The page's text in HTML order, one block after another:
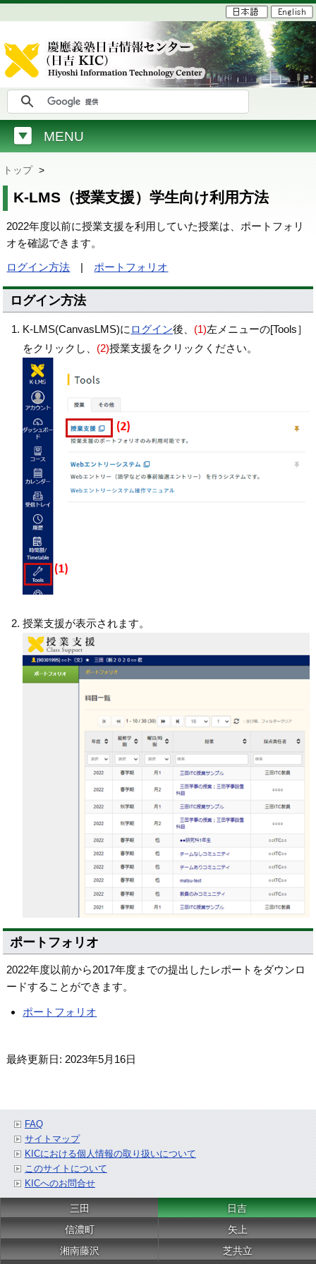
MENU
トップ >
K-LMS（授業支援）学生向け利用方法
2022年度以前に授業支援を利用していた授業は、ポートフォリ
オを確認できます。
ログイン方法 | ポートフォリオ
ログイン方法
K-LMS(CanvasLMS)に ログイン後、 (1)左メニューの[Tools］
をクリックし、 (2)授業支援をクリックください。
授業支援が表示されます。
ポートフォリオ
2022年度以前から2017年度までの提出したレポートをダウンロ
ードすることができます。
ポートフォリオ
最終更新日: 2023年5月16日
FAQ
サイトマップ
KICにおける個人情報の取り扱いについて
このサイトについて
KICへのお問合せ
三田
日吉
信濃町
矢上
湘南藤沢
芝共立